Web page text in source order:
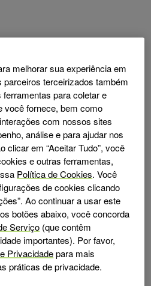
melhorar sua experiência em
terceirizados também
para coletar e
você fornece, bem como
com nossos sites
análise e para ajudar nos
clicar em “Aceitar Tudo”, você
e outras ferramentas,
Política de Cookies. Você
de cookies clicando
Ao continuar a usar este
botões abaixo, você concorda
Serviço (que contêm
importantes). Por favor,
Privacidadepara mais
práticas de privacidade.